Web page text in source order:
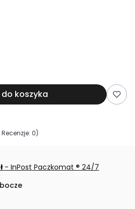
koszyka
0)
Opinie
- InPost Paczkomat ® 24/7